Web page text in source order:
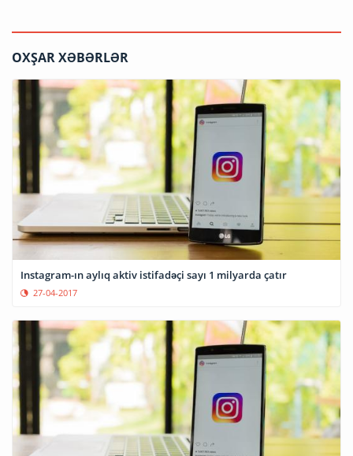
OXŞAR XƏBƏRLƏR
Instagram-ın aylıq aktiv istifadəçi sayı 1 milyarda çatır
27-04-2017